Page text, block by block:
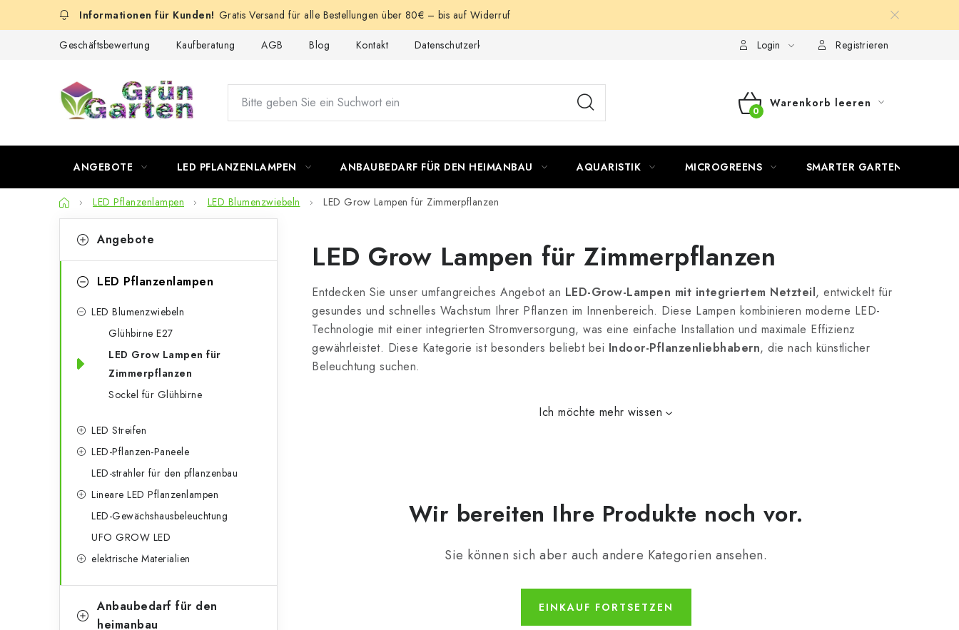
Gratis Versand für alle Bestellungen über 80€ – bis auf Widerruf
Geschäftsbewertung Kaufberatung AGB Blog Kontakt Datenschutzerklärung Login Registrieren
WARENKORB
Warenkorb leeren
ANGEBOTE LED PFLANZENLAMPEN ANBAUBEDARF FÜR DEN HEIMANBAU AQUARISTIK MICROGREENS SMARTER GARTEN
StartseiteLED Pflanzenlampen LED Blumenzwiebeln LED Grow Lampen für Zimmerpflanzen
eüberspringen
a
Angebote
LED Pflanzenlampen
LED Blumenzwiebeln
Glühbirne E27
LED Grow Lampen für
Zimmerpflanzen
Sockel für Glühbirne
LED Streifen
LED-Pflanzen-Paneele
LED-strahler für den pflanzenbau
Lineare LED Pflanzenlampen
LED-Gewächshausbeleuchtung
UFO GROW LED
elektrische Materialien
Anbaubedarf für den
heimanbau
LED Grow Lampen für Zimmerpflanzen
Entdecken Sie unser umfangreiches Angebot an LED-Grow-Lampen mit integriertem Netzteil, entwickelt für
gesundes und schnelles Wachstum Ihrer Pflanzen im Innenbereich. Diese Lampen kombinieren moderne LED-
Technologie mit einer integrierten Stromversorgung, was eine einfache Installation und maximale Effizienz
gewährleistet. Diese Kategorie ist besonders beliebt bei Indoor-Pflanzenliebhabern, die nach künstlicher
Beleuchtung suchen.
Ich möchte mehr wissen
Wir bereiten Ihre Produkte noch vor.
Sie können sich aber auch andere Kategorien ansehen.
EINKAUF FORTSETZEN